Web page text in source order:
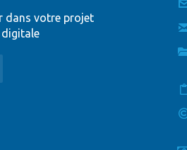
dans votre projet